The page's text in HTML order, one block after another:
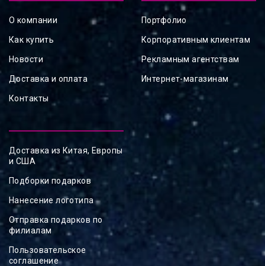
О компании
Как купить
Новости
Доставка и оплата
Контакты
Портфолио
Корпоративным клиентам
Рекламным агентствам
Интернет-магазинам
Доставка из Китая, Европы
и США
Подборки подарков
Нанесение логотипа
Отправка подарков по
филиалам
Пользовательское
соглашение